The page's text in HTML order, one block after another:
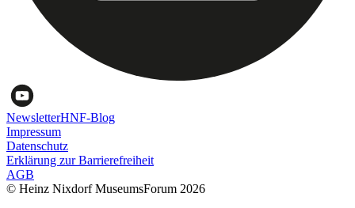
NewsletterHNF-Blog
Impressum
Datenschutz
Erklärung zur Barrierefreiheit
AGB
© Heinz Nixdorf MuseumsForum 2026